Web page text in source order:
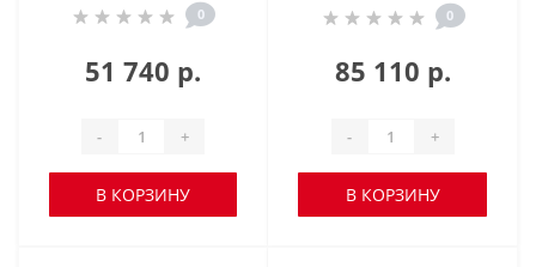
0
51 740 р.
- +
В КОРЗИНУ
0
85 110 р.
- +
В КОРЗИНУ